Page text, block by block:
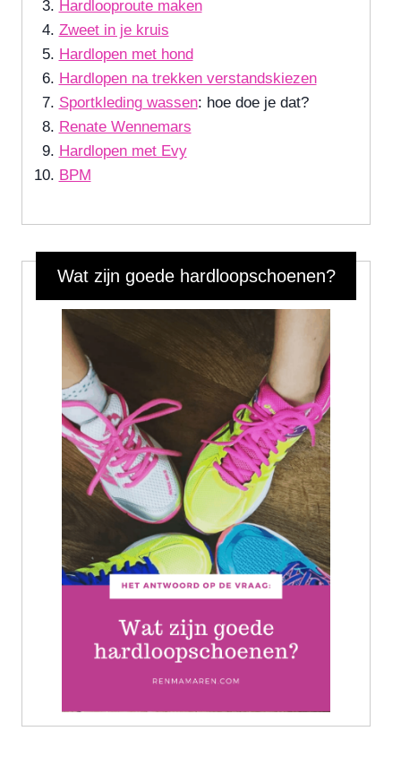
Hardlooproute maken
Zweet in je kruis
Hardlopen met hond
Hardlopen na trekken verstandskiezen
Sportkleding wassen: hoe doe je dat?
Renate Wennemars
Hardlopen met Evy
BPM
Wat zijn goede hardloopschoenen?